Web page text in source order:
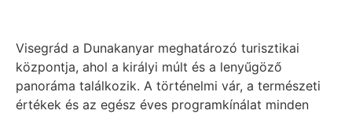
Visegrád a Dunakanyar meghatározó turisztikai
központja, ahol a királyi múlt és a lenyűgöző
panoráma találkozik. A történelmi vár, a természeti
értékek és az egész éves programkínálat minden